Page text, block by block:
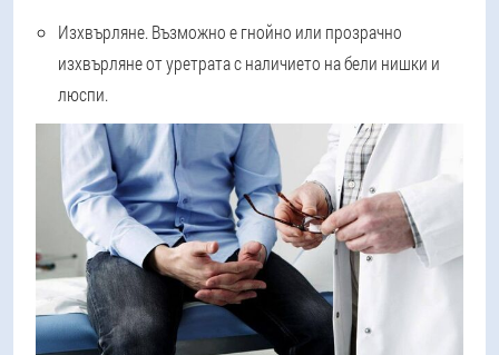
Изхвърляне. Възможно е гнойно или прозрачно
изхвърляне от уретрата с наличието на бели нишки и
люспи.